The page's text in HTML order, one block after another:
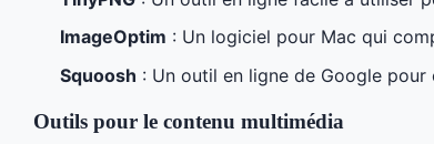
ImageOptim : Un logiciel pour Mac qui
Squoosh : Un outil en ligne de Google
Outils pour le contenu multimédia